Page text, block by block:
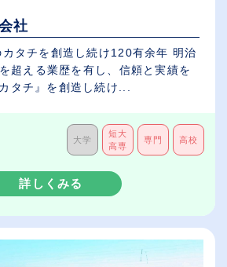
社
タチを創造し続け120有余年 明治
超える業歴を有し、信頼と実績を
タチ』を創造し続け...
大学
短大
高専
専門 高校
詳しくみる